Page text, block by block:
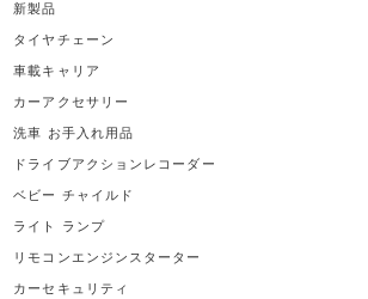
新製品
タイヤチェーン
車載キャリア
カーアクセサリー
洗車 お手入れ用品
ドライブアクションレコーダー
ベビー チャイルド
ライト ランプ
リモコンエンジンスターター
カーセキュリティ